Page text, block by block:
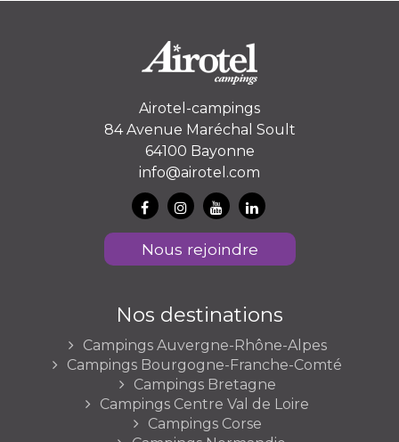
Airotel-campings
84 Avenue Maréchal Soult
64100 Bayonne
info@airotel.com
Nous rejoindre
Nos destinations
Campings Auvergne-Rhône-Alpes
Campings Bourgogne-Franche-Comté
Campings Bretagne
Campings Centre Val de Loire
Campings Corse